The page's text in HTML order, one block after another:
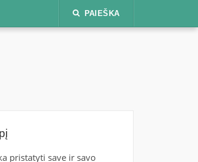
PAIEŠKA
pristatyti save ir savo